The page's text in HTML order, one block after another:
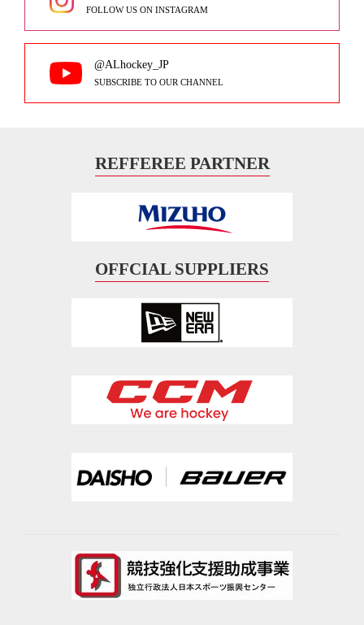
FOLLOW US ON INSTAGRAM
@ALhockey_JP
SUBSCRIBE TO OUR CHANNEL
REFFEREE PARTNER
OFFCIAL SUPPLIERS